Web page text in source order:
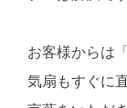
お客様からは
気扇もすぐに